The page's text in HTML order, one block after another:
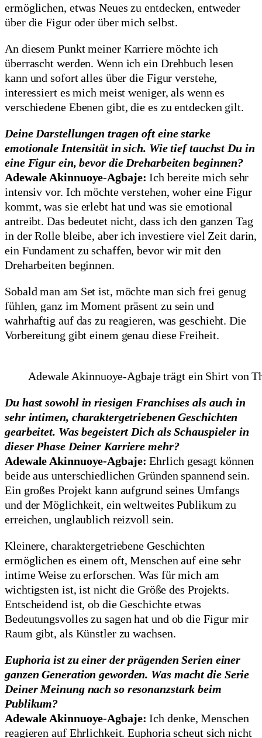
ermöglichen, etwas Neues zu entdecken, entweder
über die Figur oder über mich selbst.
An diesem Punkt meiner Karriere möchte ich
überrascht werden. Wenn ich ein Drehbuch lesen
kann und sofort alles über die Figur verstehe,
interessiert es mich meist weniger, als wenn es
verschiedene Ebenen gibt, die es zu entdecken gilt.
Deine Darstellungen tragen oft eine starke
emotionale Intensität in sich. Wie tief tauchst Du in
eine Figur ein, bevor die Dreharbeiten beginnen?
Adewale Akinnuoye-Agbaje:Ich bereite mich sehr
intensiv vor. Ich möchte verstehen, woher eine Figur
kommt, was sie erlebt hat und was sie emotional
antreibt. Das bedeutet nicht, dass ich den ganzen Tag
in der Rolle bleibe, aber ich investiere viel Zeit darin,
ein Fundament zu schaffen, bevor wir mit den
Dreharbeiten beginnen.
Sobald man am Set ist, möchte man sich frei genug
fühlen, ganz im Moment präsent zu sein und
wahrhaftig auf das zu reagieren, was geschieht. Die
Vorbereitung gibt einem genau diese Freiheit.
Adewale Akinnuoye-Agbaje trägt ein Shirt von
Du hast sowohl in riesigen Franchises als auch in
sehr intimen, charaktergetriebenen Geschichten
gearbeitet. Was begeistert Dich als Schauspieler in
dieser Phase Deiner Karriere mehr?
Adewale Akinnuoye-Agbaje:Ehrlich gesagt können
beide aus unterschiedlichen Gründen spannend sein.
Ein großes Projekt kann aufgrund seines Umfangs
und der Möglichkeit, ein weltweites Publikum zu
erreichen, unglaublich reizvoll sein.
Kleinere, charaktergetriebene Geschichten
ermöglichen es einem oft, Menschen auf eine sehr
intime Weise zu erforschen. Was für mich am
wichtigsten ist, ist nicht die Größe des Projekts.
Entscheidend ist, ob die Geschichte etwas
Bedeutungsvolles zu sagen hat und ob die Figur mir
Raum gibt, als Künstler zu wachsen.
Euphoria ist zu einer der prägenden Serien einer
ganzen Generation geworden. Was macht die Serie
Deiner Meinung nach so resonanzstark beim
Publikum?
Adewale Akinnuoye-Agbaje:Ich denke, Menschen
reagieren auf Ehrlichkeit. Euphoria scheut sich nicht